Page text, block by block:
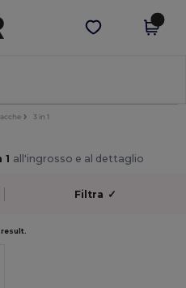
Scarica app
3 in 1
1 all'ingrosso e al dettaglio
Filtra ✓
result.